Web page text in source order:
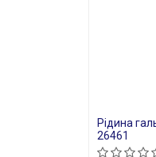
Рідина
26461